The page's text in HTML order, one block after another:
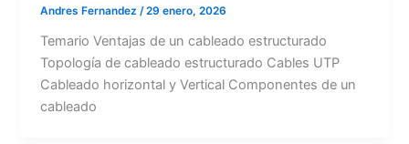
Andres Fernandez/29 enero, 2026
Temario Ventajas de un cableado estructurado
Topología de cableado estructurado Cables UTP
Cableado horizontal y Vertical Componentes de un
cableado